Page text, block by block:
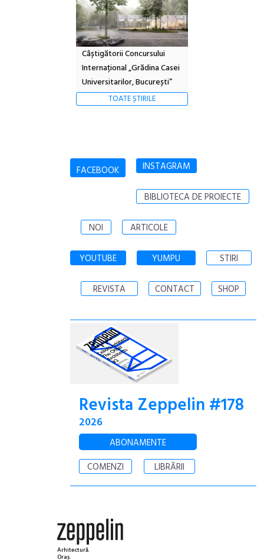
Câștigătorii Concursului
Internațional „Grădina Casei
Universitarilor, București”
TOATE ȘTIRILE
FACEBOOK INSTAGRAM
BIBLIOTECA DE PROIECTE
NOI ARTICOLE
YOUTUBE YUMPU STIRI
REVISTA CONTACT SHOP
Revista Zeppelin #178
2026
ABONAMENTE
COMENZI
LIBRĂRII
Arhitectură.
Oraș.